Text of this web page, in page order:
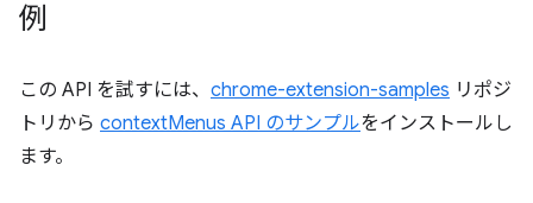
例
この API を試すには、 chrome-extension-samples リポジ
トリから contextMenus API のサンプルをインストールし
ます。